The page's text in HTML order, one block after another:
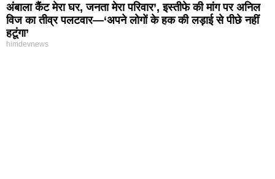
अंबाला कैंट मेरा घर, जनता मेरा परिवार’, इस्तीफे की मांग पर अनिल
विज का तीव्र पलटवार—‘अपने लोगों के हक की लड़ाई से पीछे नहीं
हटूंगा’
himdevnews